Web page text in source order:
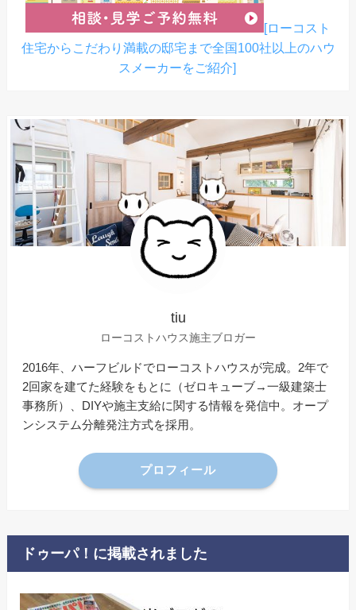
[ローコスト
住宅からこだわり満載の邸宅まで全国100社以上のハウ
スメーカーをご紹介]
tiu
ローコストハウス施主ブロガー
2016年、ハーフビルドでローコストハウスが完成。2年で
2回家を建てた経験をもとに（ゼロキューブ→一級建築士
事務所）、DIYや施主支給に関する情報を発信中。オープ
ンシステム分離発注方式を採用。
プロフィール
ドゥーパ！に掲載されました